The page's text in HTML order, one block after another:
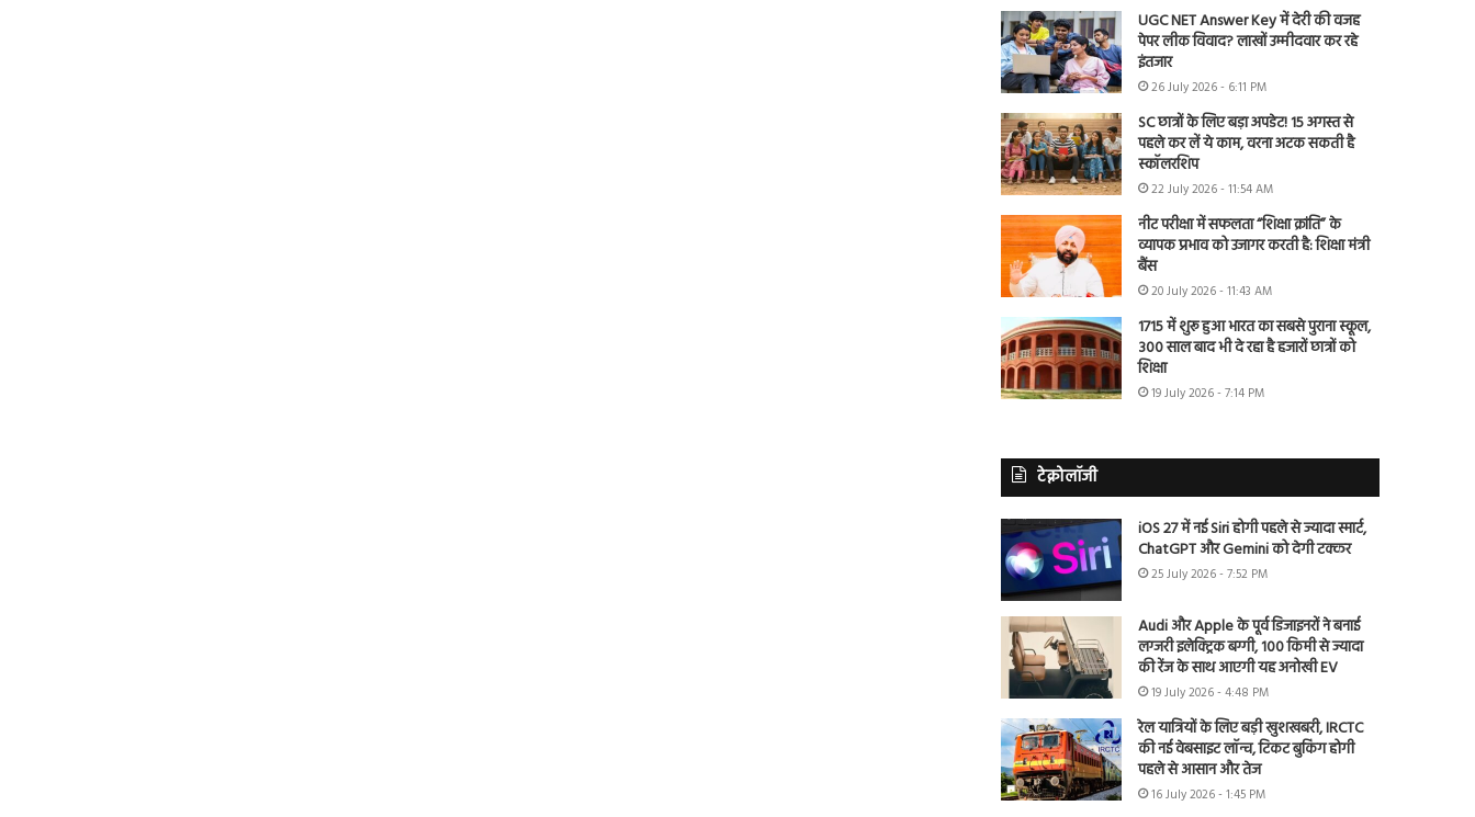
UGC NET Answer Key में देरी की वजह
पेपर लीक विवाद? लाखों उम्मीदवार कर रहे
इंतजार
26 July 2026 - 6:11 PM
SC छात्रों के लिए बड़ा अपडेट! 15 अगस्त से
पहले कर लें ये काम, वरना अटक सकती है
स्कॉलरशिप
22 July 2026 - 11:54 AM
नीट परीक्षा में सफलता “शिक्षा क्रांति” के
व्यापक प्रभाव को उजागर करती है: शिक्षा मंत्री
बैंस
20 July 2026 - 11:43 AM
1715 में शुरू हुआ भारत का सबसे पुराना स्कूल,
300 साल बाद भी दे रहा है हजारों छात्रों को
शिक्षा
19 July 2026 - 7:14 PM
टेक्नोलॉजी
iOS 27 में नई Siri होगी पहले से ज्यादा स्मार्ट,
ChatGPT और Gemini को देगी टक्कर
25 July 2026 - 7:52 PM
Audi और Apple के पूर्व डिजाइनरों ने बनाई
लग्जरी इलेक्ट्रिक बग्गी, 100 किमी से ज्यादा
की रेंज के साथ आएगी यह अनोखी EV
19 July 2026 - 4:48 PM
रेल यात्रियों के लिए बड़ी खुशखबरी, IRCTC
की नई वेबसाइट लॉन्च, टिकट बुकिंग होगी
पहले से आसान और तेज
16 July 2026 - 1:45 PM